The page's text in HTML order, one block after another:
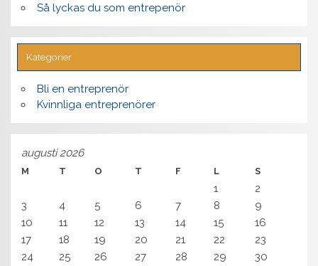
Så lyckas du som entrepenör
Kategorier
Bli en entreprenör
Kvinnliga entreprenörer
augusti 2026
M T O T F L S
1
2
3
4 5 6 7 8
9
10
11 12 13 14 15
16
17
18 19 20 21 22
23
24
25 26 27 28 29
30